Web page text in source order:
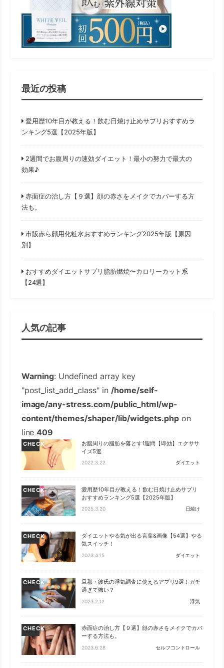
最近の投稿
愛用歴10年目が教える！飲む日焼け止めサプリおすすめラ
ンキング5選【2025年版】
2週間でお腹周りの速効ダイエット！最小の努力で最大の
効果♪
赤面症の治し方【９選】顔の赤さをメイクでカバーする方
法も。
市販赤ら顔用化粧水おすすめランキング2025年版【原因
別】
おすすめダイエットサプリ脂肪燃焼〜カロリーカット系
【24選】
人気の記事
Warning: Undefined array key
"post_list_add_class" in /home/self-
image/any-stress.com/public_html/wp-
content/themes/shaper/lib/widgets.phpon
line409
CHECK
お腹周りの脂肪を落とす1週間【即効】エクササ
イズ5選
2022.3.22 ダイエット
CHECK
愛用歴10年目が教える！飲む日焼け止めサプリ
おすすめランキング5選【2025年版】
2025.3.20 日焼け
CHECK
ダイエットやる気が出る言葉&画像【54選】やる
気スイッチ！
2023.4.15 ダイエット
CHECK
旦那・彼氏の浮気調査に使えるアプリ9選！ガチ
過ぎて怖い？
2023.2.12 浮気
CHECK
赤面症の治し方【９選】顔の赤さをメイクでカバ
ーする方法も。
2023.6.28 セルフコントロール